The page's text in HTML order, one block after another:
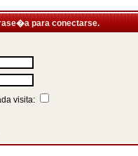
para conectarse.
visita: